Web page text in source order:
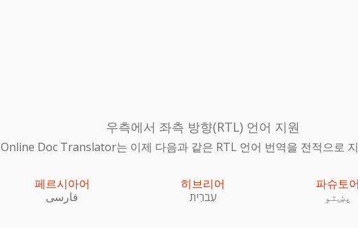
우측에서 좌측 방향(RTL) 언어 지원
Online Doc Translator는 이제 다음과 같은 RTL 언어 번역을 전적으로
페르시아어
فارسی
히브리어
עִברִית
파슈토어
پښتو